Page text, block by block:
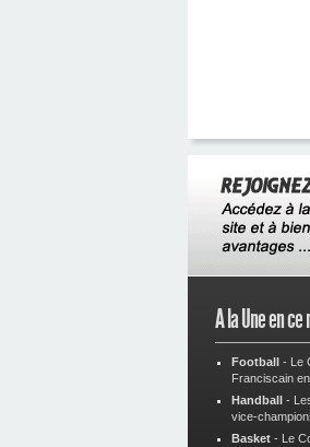
A la Une en
Football - Le
Franciscain
Handball -
vice-
Basket - Le